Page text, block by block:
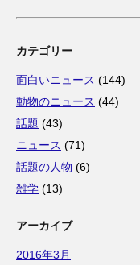
カテゴリー
面白いニュース (144)
動物のニュース (44)
話題 (43)
ニュース (71)
話題の人物 (6)
雑学 (13)
アーカイブ
2016年3月